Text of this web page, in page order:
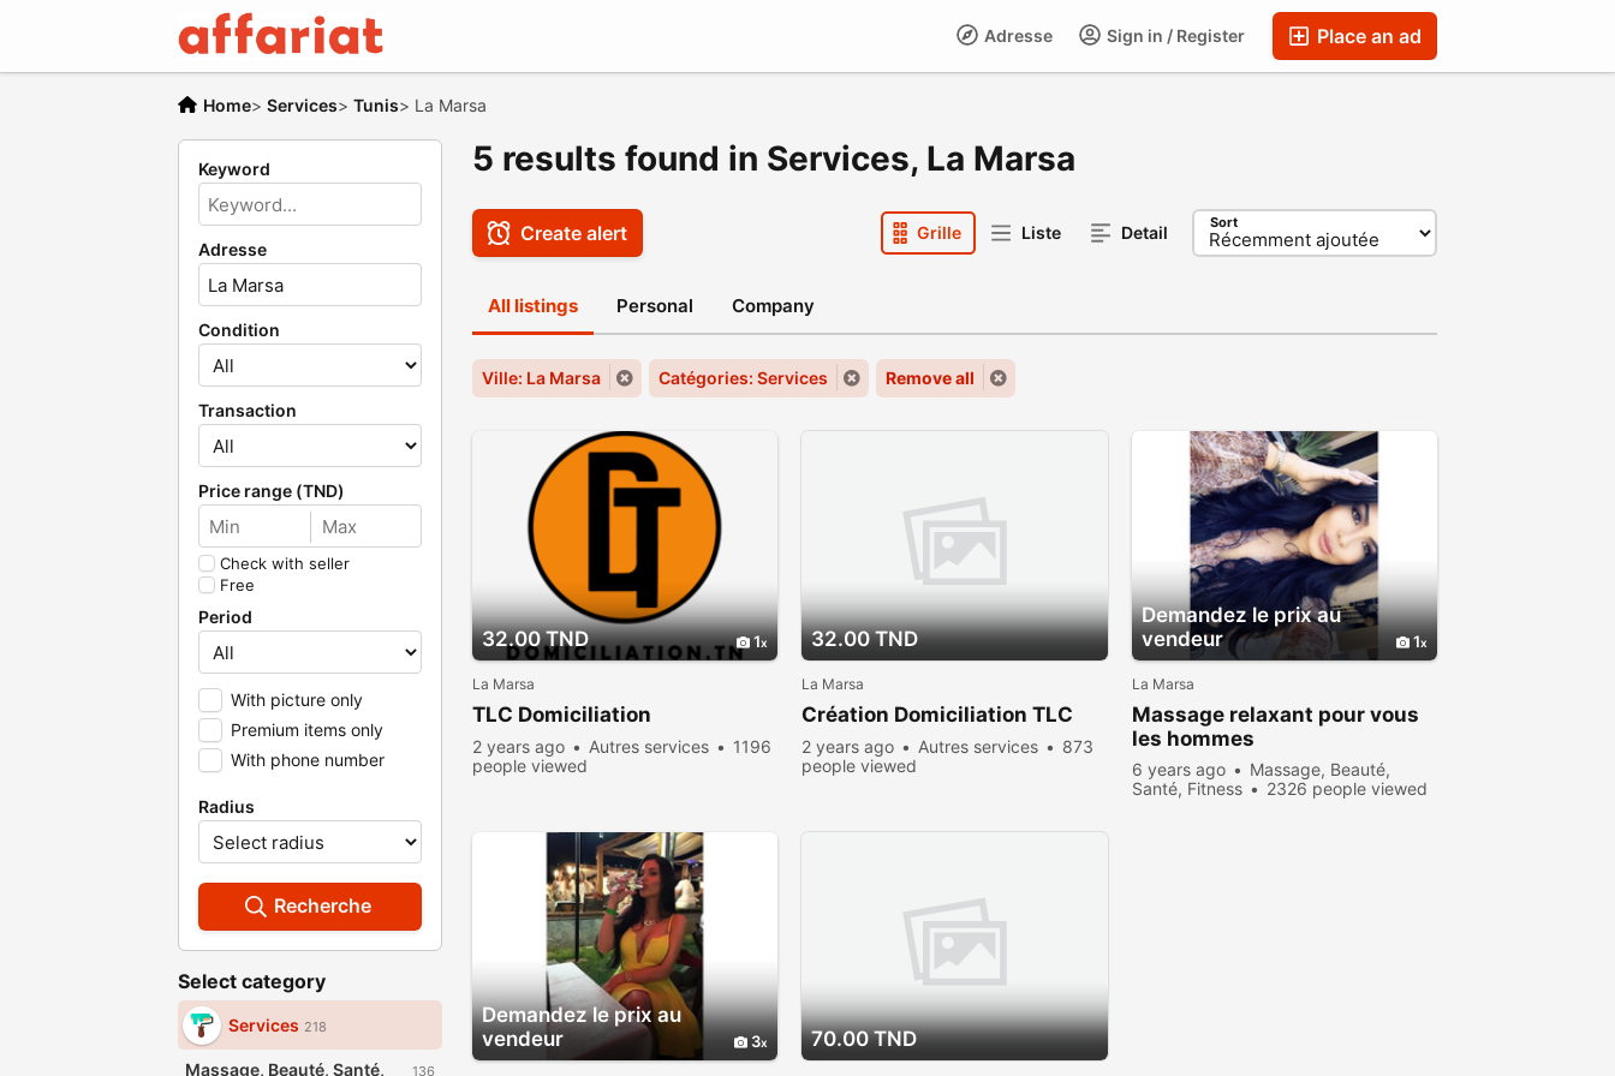
Place an ad
Sign in / Register
Adresse
Home> Services> Tunis> La Marsa
Keyword
Adresse
Condition
Transaction
Price range (TND)
Check with seller
Free
Period
With picture only
Premium items only
With phone number
Radius
Recherche
Select category
Services 218
Massage, Beauté, Santé, 136
5 results found in Services, La Marsa
Create alert Grille Liste Detail Sort
All listings Personal Company
Ville: La Marsa Catégories: Services Remove all
32.00 TND 1
La Marsa
TLC Domiciliation
2 years ago Autres services
1196
people viewed
32.00 TND
La Marsa
Création Domiciliation TLC
2 years ago Autres services
873
people viewed
Demandez le prix au
vendeur
1
La Marsa
Massage relaxant pour vous
les hommes
6 years ago
Massage, Beauté,
Santé, Fitness
2326 people viewed
Demandez le prix au
vendeur
3 70.00 TND